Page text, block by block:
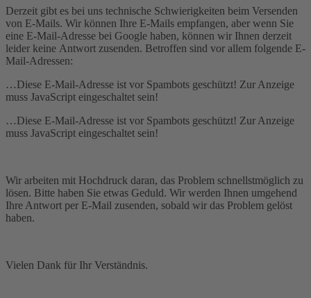
Derzeit gibt es bei uns technische Schwierigkeiten beim Versenden
von E-Mails. Wir können Ihre E-Mails empfangen, aber wenn Sie
eine E-Mail-Adresse bei Google haben, können wir Ihnen derzeit
leider keine Antwort zusenden. Betroffen sind vor allem folgende E-
Mail-Adressen:
…Diese E-Mail-Adresse ist vor Spambots geschützt! Zur Anzeige
muss JavaScript eingeschaltet sein!
…Diese E-Mail-Adresse ist vor Spambots geschützt! Zur Anzeige
muss JavaScript eingeschaltet sein!
Wir arbeiten mit Hochdruck daran, das Problem schnellstmöglich zu
lösen. Bitte haben Sie etwas Geduld. Wir werden Ihnen umgehend
Ihre Antwort per E-Mail zusenden, sobald wir das Problem gelöst
haben.
Vielen Dank für Ihr Verständnis.